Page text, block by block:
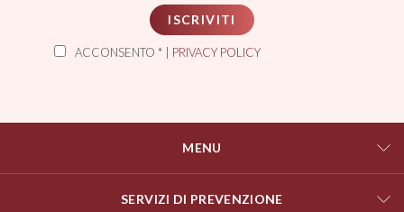
ISCRIVITI
ACCONSENTO * | PRIVACY POLICY
MENU
SERVIZI DI PREVENZIONE